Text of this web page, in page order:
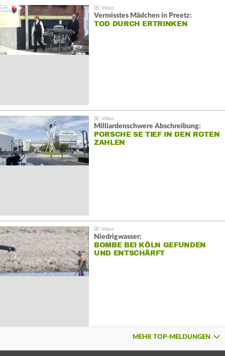
Vermisstes Mädchen in Preetz:
TOD DURCH ERTRINKEN
Milliardenschwere Abschreibung:
PORSCHE SE TIEF IN DEN ROTEN
ZAHLEN
Niedrigwasser:
BOMBE BEI KÖLN GEFUNDEN
UND ENTSCHÄRFT
MEHR TOP-MELDUNGEN